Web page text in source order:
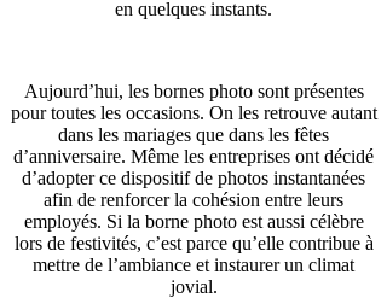
en quelques instants.
Aujourd’hui, les bornes photo sont présentes
pour toutes les occasions. On les retrouve autant
dans les mariages que dans les fêtes
d’anniversaire. Même les entreprises ont décidé
d’adopter ce dispositif de photos instantanées
afin de renforcer la cohésion entre leurs
employés. Si la borne photo est aussi célèbre
lors de festivités, c’est parce qu’elle contribue à
mettre de l’ambiance et instaurer un climat
jovial.